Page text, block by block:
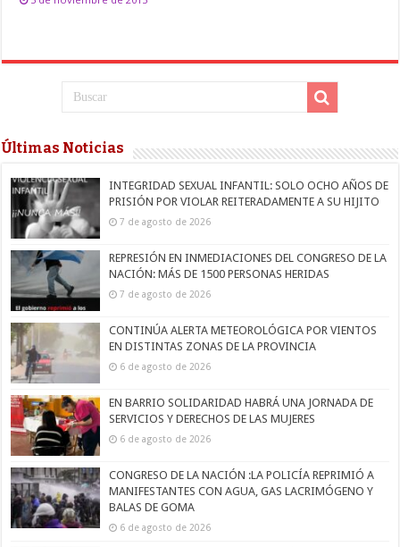
Últimas Noticias
INTEGRIDAD SEXUAL INFANTIL: SOLO OCHO AÑOS DE
PRISIÓN POR VIOLAR REITERADAMENTE A SU HIJITO
7 de agosto de 2026
REPRESIÓN EN INMEDIACIONES DEL CONGRESO DE LA
NACIÓN: MÁS DE 1500 PERSONAS HERIDAS
7 de agosto de 2026
CONTINÚA ALERTA METEOROLÓGICA POR VIENTOS
EN DISTINTAS ZONAS DE LA PROVINCIA
6 de agosto de 2026
EN BARRIO SOLIDARIDAD HABRÁ UNA JORNADA DE
SERVICIOS Y DERECHOS DE LAS MUJERES
6 de agosto de 2026
CONGRESO DE LA NACIÓN :LA POLICÍA REPRIMIÓ A
MANIFESTANTES CON AGUA, GAS LACRIMÓGENO Y
BALAS DE GOMA
6 de agosto de 2026